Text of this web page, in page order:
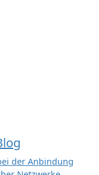
der Anbindung